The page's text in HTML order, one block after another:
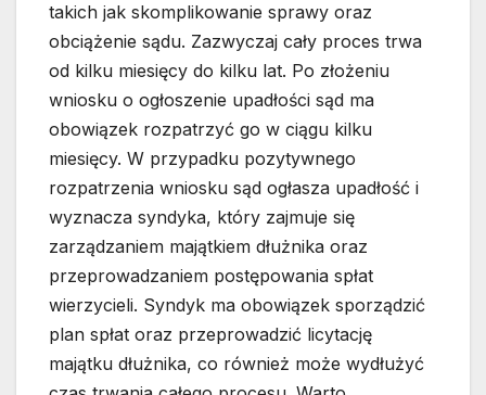
takich jak skomplikowanie sprawy oraz
obciążenie sądu. Zazwyczaj cały proces trwa
od kilku miesięcy do kilku lat. Po złożeniu
wniosku o ogłoszenie upadłości sąd ma
obowiązek rozpatrzyć go w ciągu kilku
miesięcy. W przypadku pozytywnego
rozpatrzenia wniosku sąd ogłasza upadłość i
wyznacza syndyka, który zajmuje się
zarządzaniem majątkiem dłużnika oraz
przeprowadzaniem postępowania spłat
wierzycieli. Syndyk ma obowiązek sporządzić
plan spłat oraz przeprowadzić licytację
majątku dłużnika, co również może wydłużyć